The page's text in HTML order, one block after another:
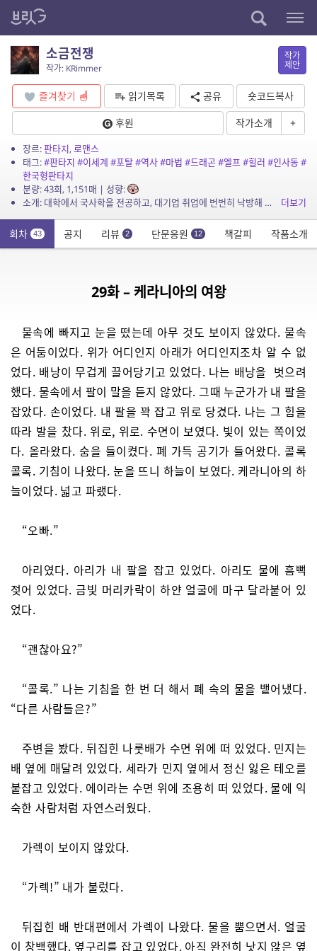
소금전쟁
작가: KRimmer
작가
제안
즐겨찾기 읽기목록 공유
숏코드복사
후원
작가소개 +
장르:판타지,로맨스
태그:#판타지 #이세계 #포탈#역사#마법 #드래곤#엘프#힐러 #인사동#
한국형판타지
분량: 43회, 1,151매 | 성향:
소개: 대학에서 국사학을 전공하고, 대기업 취업에 번번히 낙방해 편의점에서 알바하던 강민준(28세)은 삼촌의 갑작스러운 죽음으로 인사동 고미술상을 물려받는다. 삼촌의 고미술상 지하에서 이...
더보기
회차 43 공지 리뷰 2 단문응원 12 책갈피 작품소개
29화 – 케라니아의 여왕
물속에 빠지고 눈을 떴는데 아무 것도 보이지 않았다. 물속
은 어둠이었다. 위가 어디인지 아래가 어디인지조차 알 수 없
었다. 배낭이 무겁게 끌어당기고 있었다. 나는 배낭을 벗으려
했다. 물속에서 팔이 말을 듣지 않았다. 그때 누군가가 내 팔을
잡았다. 손이었다. 내 팔을 꽉 잡고 위로 당겼다. 나는 그 힘을
따라 발을 찼다. 위로, 위로. 수면이 보였다. 빛이 있는 쪽이었
다. 올라왔다. 숨을 들이켰다. 폐 가득 공기가 들어왔다. 콜록
콜록. 기침이 나왔다. 눈을 뜨니 하늘이 보였다. 케라니아의 하
늘이었다. 넓고 파랬다.
“오빠.”
아리였다. 아리가 내 팔을 잡고 있었다. 아리도 물에 흠뻑
젖어 있었다. 금빛 머리카락이 하얀 얼굴에 마구 달라붙어 있
었다.
“괜찮아요?”
“콜록.” 나는 기침을 한 번 더 해서 폐 속의 물을 뱉어냈다.
“다른 사람들은?”
주변을 봤다. 뒤집힌 나룻배가 수면 위에 떠 있었다. 민지는
배 옆에 매달려 있었다. 세라가 민지 옆에서 정신 잃은 테오를
붙잡고 있었다. 에이라는 수면 위에 조용히 떠 있었다. 물에 익
숙한 사람처럼 자연스러웠다.
가렉이 보이지 않았다.
“가렉!” 내가 불렀다.
뒤집힌 배 반대편에서 가렉이 나왔다. 물을 뿜으면서. 얼굴
이 창백했다. 옆구리를 잡고 있었다. 아직 완전히 낫지 않은 옆